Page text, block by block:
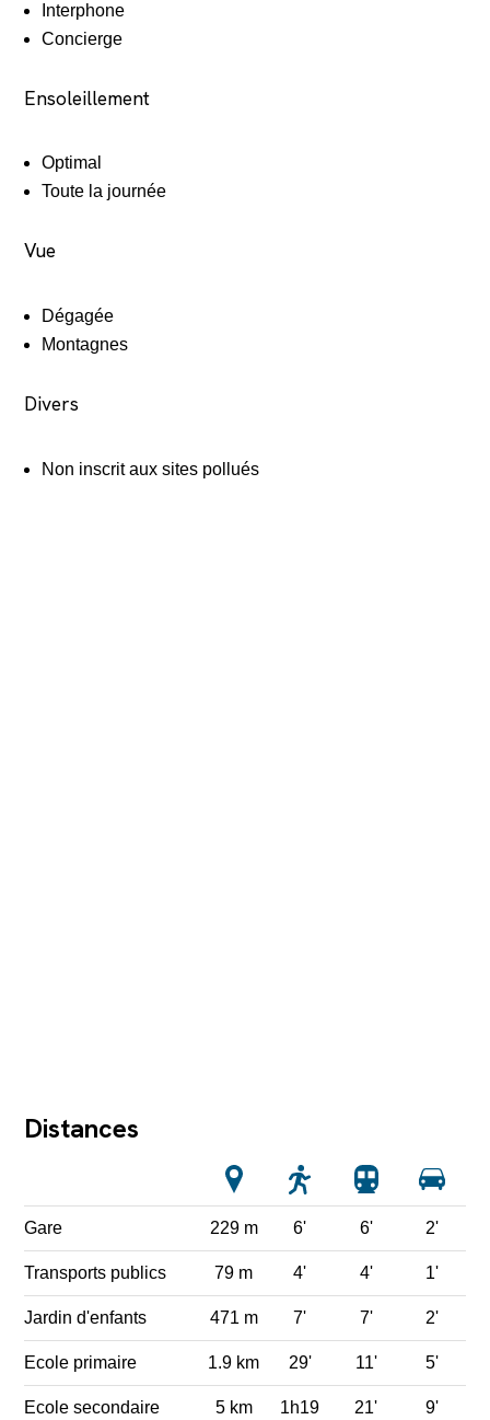
Interphone
Concierge
Ensoleillement
Optimal
Toute la journée
Vue
Dégagée
Montagnes
Divers
Non inscrit aux sites pollués
Distances
Gare 229 m 6' 6' 2'
Transports publics 79 m 4' 4' 1'
Jardin d'enfants 471 m 7' 7' 2'
Ecole primaire 1.9 km 29' 11' 5'
Ecole secondaire 5 km 1h19 21' 9'